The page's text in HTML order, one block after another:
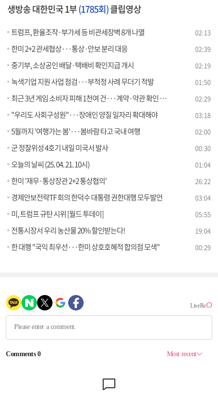
생방송 대한민국 1부(1785회)클립영상
트럼프, 환율조작·부가세 등 비관세장벽 8개 나열 02:13
한미 2+2 관세협상···통상·안보 분리 대응 02:39
중기부, 소상공인 배달·택배비 확인지급 개시 02:19
녹색기업 지원 사업 점검···부적정 사례 무더기 적발 01:50
최근 3년 게임 소비자 피해 1천여 건···계약·약관 확인 필수 02:29
"우리도 사회구성원"···장애인 양질 일자리 확대해야 03:18
5월까지 '여행가는 봄'···봄바람 타고 국내 여행 02:00
군 정찰위성 4호기 내일 미국서 발사 00:30
오늘의 날씨 (25. 04. 21. 10시) 01:04
한미 '재무·통상장관 2+2 통상협의' 26:22
경제안보전략TF 회의 한덕수 대통령 권한대행 모두발언 03:04
미, 트럼프 규탄 시위 [월드 투데이] 05:55
전통시장서 우리 농산물 20% 할인받는다! 19:04
한 대행 "국익 최우선···한미 상호호혜적 합의점 모색" 00:29